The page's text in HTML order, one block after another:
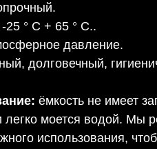
-25 ° C + 65 ° C..
давление.
долговечный,
ёмкость не имеет
легко моется водой. Мы
использования,